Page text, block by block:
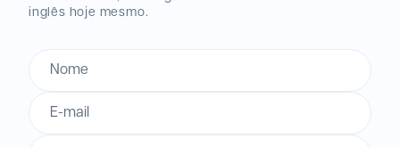
inglês hoje mesmo.
Nome
E-mail